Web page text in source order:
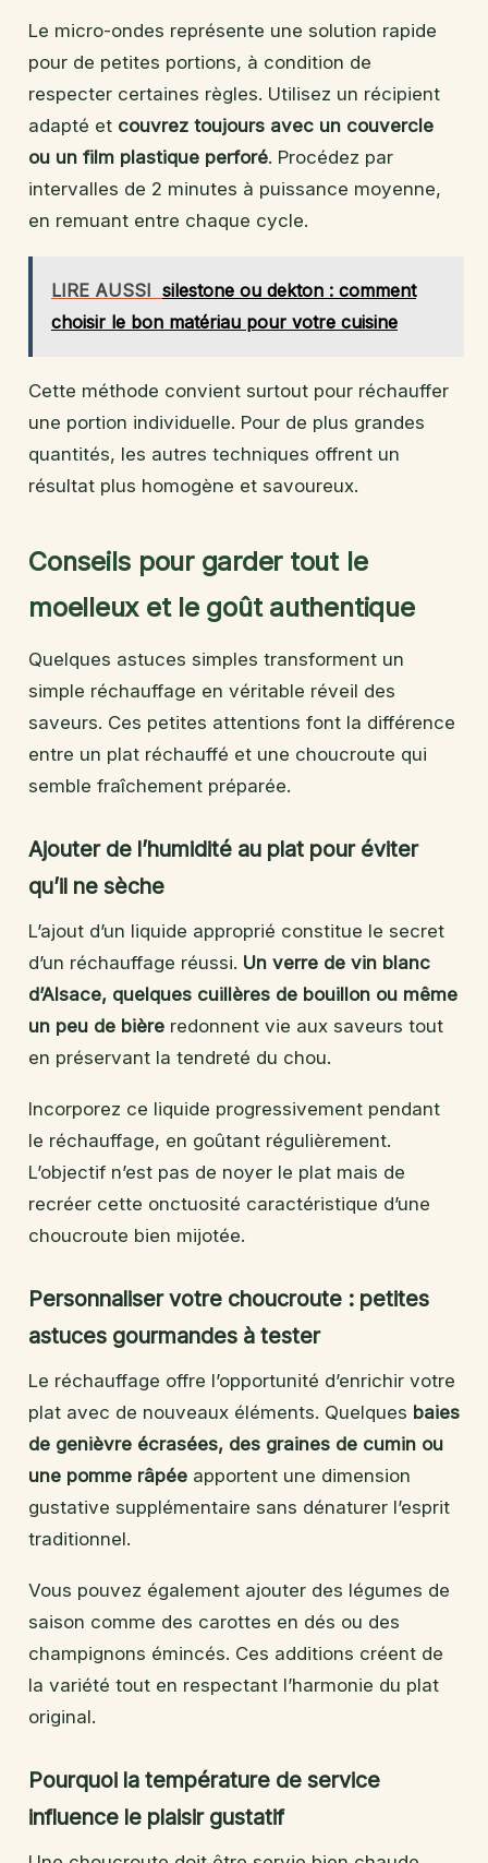
Le micro-ondes représente une solution rapide
pour de petites portions, à condition de
respecter certaines règles. Utilisez un récipient
adapté et couvrez toujours avec un couvercle
ou un film plastique perforé. Procédez par
intervalles de 2 minutes à puissance moyenne,
en remuant entre chaque cycle.
LIRE AUSSI silestone ou dekton : comment
choisir le bon matériau pour votre cuisine
Cette méthode convient surtout pour réchauffer
une portion individuelle. Pour de plus grandes
quantités, les autres techniques offrent un
résultat plus homogène et savoureux.
Conseils pour garder tout le
moelleux et le goût authentique
Quelques astuces simples transforment un
simple réchauffage en véritable réveil des
saveurs. Ces petites attentions font la différence
entre un plat réchauffé et une choucroute qui
semble fraîchement préparée.
Ajouter de l’humidité au plat pour éviter
qu’il ne sèche
L’ajout d’un liquide approprié constitue le secret
d’un réchauffage réussi. Un verre de vin blanc
d’Alsace, quelques cuillères de bouillon ou même
un peu de bière redonnent vie aux saveurs tout
en préservant la tendreté du chou.
Incorporez ce liquide progressivement pendant
le réchauffage, en goûtant régulièrement.
L’objectif n’est pas de noyer le plat mais de
recréer cette onctuosité caractéristique d’une
choucroute bien mijotée.
Personnaliser votre choucroute : petites
astuces gourmandes à tester
Le réchauffage offre l’opportunité d’enrichir votre
plat avec de nouveaux éléments. Quelques baies
de genièvre écrasées, des graines de cumin ou
une pomme râpée apportent une dimension
gustative supplémentaire sans dénaturer l’esprit
traditionnel.
Vous pouvez également ajouter des légumes de
saison comme des carottes en dés ou des
champignons émincés. Ces additions créent de
la variété tout en respectant l’harmonie du plat
original.
Pourquoi la température de service
influence le plaisir gustatif